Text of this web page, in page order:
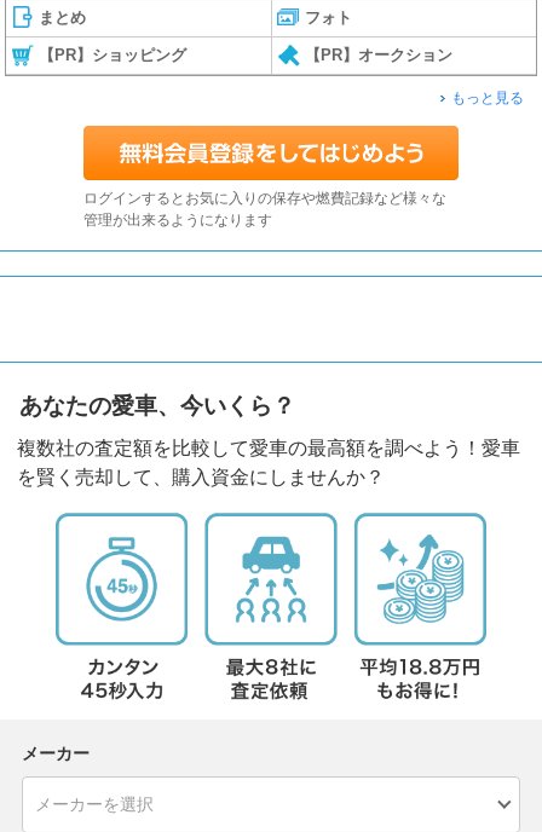
まとめ フォト
【PR】ショッピング 【PR】オークション
もっと見る
ログインするとお気に入りの保存や燃費記録など様々な
管理が出来るようになります
あなたの愛車、今いくら？
複数社の査定額を比較して愛車の最高額を調べよう！愛車
を賢く売却して、購入資金にしませんか？
メーカー